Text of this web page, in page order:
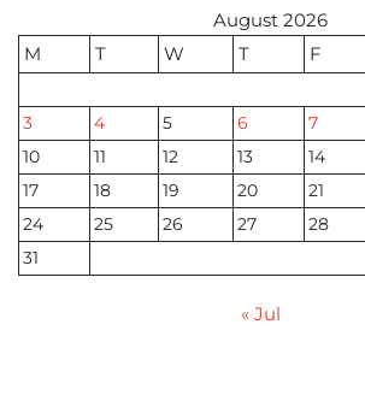
August 2026
M
T W T F
3
4 5 6 7
10
11 12 13 14
17
18 19 20 21
24
25 26 27 28
31
« Jul